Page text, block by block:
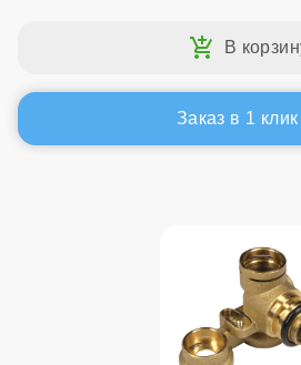
Заказ в 1 клик